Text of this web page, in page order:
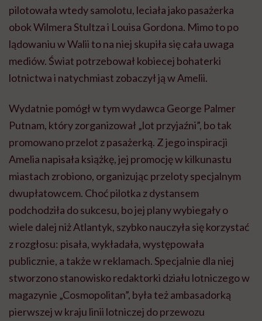
pilotowała wtedy samolotu, leciała jako pasażerka
obok Wilmera Stultza i Louisa Gordona. Mimo to po
lądowaniu w Walii to na niej skupiła się cała uwaga
mediów. Świat potrzebował kobiecej bohaterki
lotnictwa i natychmiast zobaczył ją w Amelii.
Wydatnie pomógł w tym wydawca George Palmer
Putnam, który zorganizował „lot przyjaźni”, bo tak
promowano przelot z pasażerką. Z jego inspiracji
Amelia napisała książkę, jej promocję w kilkunastu
miastach zrobiono, organizując przeloty specjalnym
dwupłatowcem. Choć pilotka z dystansem
podchodziła do sukcesu, bo jej plany wybiegały o
wiele dalej niż Atlantyk, szybko nauczyła się korzystać
z rozgłosu: pisała, wykładała, występowała
publicznie, a także w reklamach. Specjalnie dla niej
stworzono stanowisko redaktorki działu lotniczego w
magazynie „Cosmopolitan”, była też ambasadorką
pierwszej w kraju linii lotniczej do przewozu